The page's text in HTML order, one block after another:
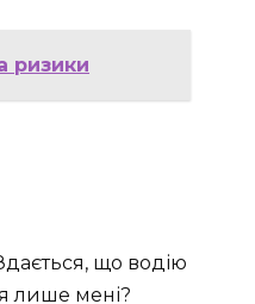
ризики
що водію
лише мені?